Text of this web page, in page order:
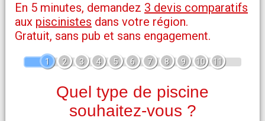
En 5 minutes, demandez 3 devis comparatifs
aux piscinistes dans votre région.
Gratuit, sans pub et sans engagement.
1 2 3 4 5 6 7 8 9 10 11
Quel type de piscine
souhaitez-vous ?